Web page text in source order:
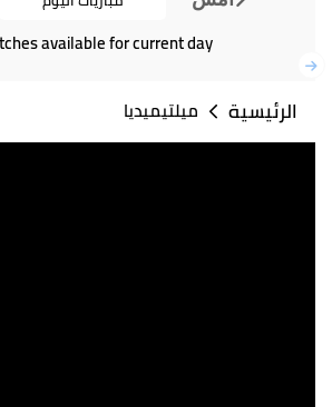
available for current day
الرئيسية ميلتيميديا